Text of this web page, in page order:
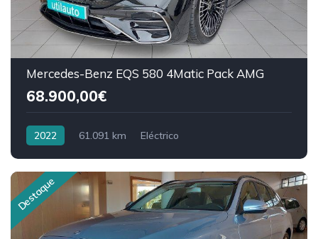
Mercedes-Benz EQS 580 4Matic Pack AMG
68.900,00€
2022 61.091 km Eléctrico
Destaque